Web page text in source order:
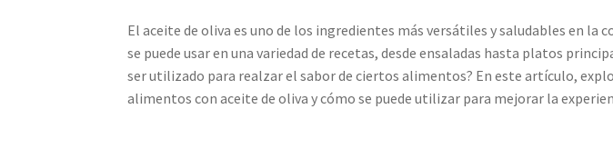
El aceite de oliva es uno de los ingredientes más versátiles y saludables en la
se puede usar en una variedad de recetas, desde ensaladas hasta platos
ser utilizado para realzar el sabor de ciertos alimentos? En este artículo,
alimentos con aceite de oliva y cómo se puede utilizar para mejorar la